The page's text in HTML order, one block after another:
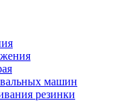
машин
резинки